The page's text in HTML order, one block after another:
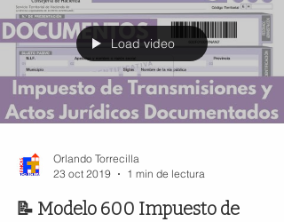
Load video
Orlando Torrecilla
23 oct 2019
1 min de lectura
📝 Modelo 600 Impuesto de